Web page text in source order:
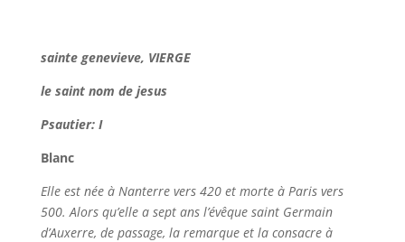
sainte genevieve, VIERGE
le saint nom de jesus
Psautier: I
Blanc
Elle est née à Nanterre vers 420 et morte à Paris vers
500. Alors qu’elle a sept ans l’évêque saint Germain
d’Auxerre, de passage, la remarque et la consacre à